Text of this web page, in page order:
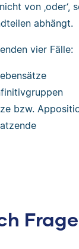
von ‚oder‘,
abhängt.
vier Fälle:
bzw.